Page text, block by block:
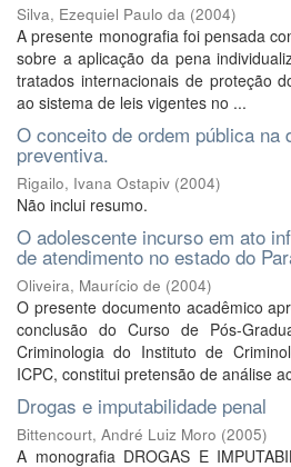
Silva, Ezequiel Paulo da (2004)
A presente monografia foi pensada
sobre a aplicação da pena
tratados internacionais de proteção
ao sistema de leis vigentes no ...
O conceito de ordem pública na
preventiva.
Rigailo, Ivana Ostapiv (2004)
Não inclui resumo.
O adolescente incurso em ato
de atendimento no estado do
Oliveira, Maurício de (2004)
O presente documento acadêmico
conclusão do Curso de Pós-
Criminologia do Instituto de
ICPC, constitui pretensão de análise
Drogas e imputabilidade penal
Bittencourt, André Luiz Moro (2005)
A monografia DROGAS E